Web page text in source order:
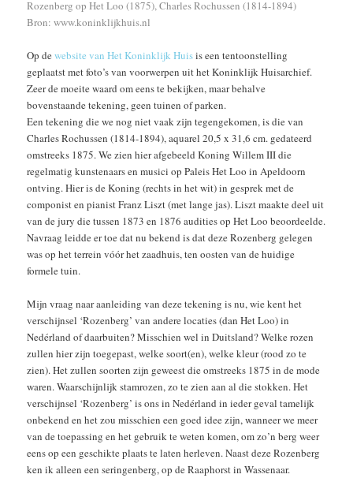
Rozenberg op Het Loo (1875), Charles Rochussen (1814-1894)
Bron: www.koninklijkhuis.nl
Op dewebsite van Het Koninklijk Huisis een tentoonstelling
geplaatst met foto’s van voorwerpen uit het Koninklijk Huisarchief.
Zeer de moeite waard om eens te bekijken, maar behalve
bovenstaande tekening, geen tuinen of parken.
Een tekening die we nog niet vaak zijn tegengekomen, is die van
Charles Rochussen (1814-1894), aquarel 20,5 x 31,6 cm. gedateerd
omstreeks 1875. We zien hier afgebeeld Koning Willem III die
regelmatig kunstenaars en musici op Paleis Het Loo in Apeldoorn
ontving. Hier is de Koning (rechts in het wit) in gesprek met de
componist en pianist Franz Liszt (met lange jas). Liszt maakte deel uit
van de jury die tussen 1873 en 1876 audities op Het Loo beoordeelde.
Navraag leidde er toe dat nu bekend is dat deze Rozenberg gelegen
was op het terrein vóór het zaadhuis, ten oosten van de huidige
formele tuin.
Mijn vraag naar aanleiding van deze tekening is nu, wie kent het
verschijnsel ‘Rozenberg’ van andere locaties (dan Het Loo) in
Nedérland of daarbuiten? Misschien wel in Duitsland? Welke rozen
zullen hier zijn toegepast, welke soort(en), welke kleur (rood zo te
zien). Het zullen soorten zijn geweest die omstreeks 1875 in de mode
waren. Waarschijnlijk stamrozen, zo te zien aan al die stokken. Het
verschijnsel ‘Rozenberg’ is ons in Nedérland in ieder geval tamelijk
onbekend en het zou misschien een goed idee zijn, wanneer we meer
van de toepassing en het gebruik te weten komen, om zo’n berg weer
eens op een geschikte plaats te laten herleven. Naast deze Rozenberg
ken ik alleen een seringenberg, op de Raaphorst in Wassenaar.